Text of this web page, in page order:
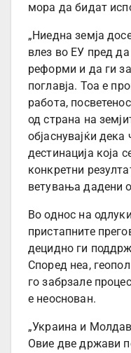
мора да бидат
„Ниедна земја
влез во ЕУ пред
реформи и да ги
поглавја. Тоа е
работа,
од страна на
објаснувајќи дека
дестинација која
конкретни
ветувања дадени
Во однос на
пристапните
децидно ги
Според неа,
го забрзале
е неоснован.
„Украина и
Овие две држави